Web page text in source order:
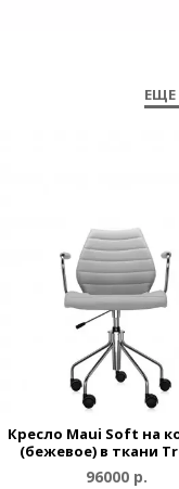
ЕЩЕ
Кресло Maui Soft на
(бежевое) в ткани
96000 р.